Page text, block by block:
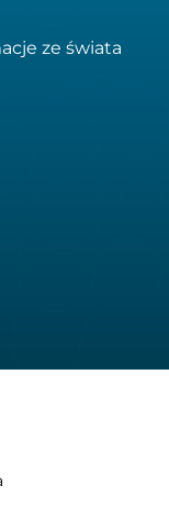
ze świata